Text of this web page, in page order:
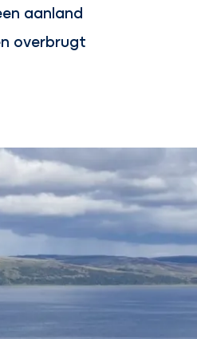
aanland
overbrugt